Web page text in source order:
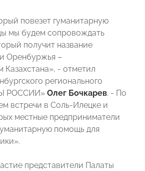
повезет гуманитарную
мы будем сопровождать
получит название
Оренбуржья –
Казахстана», - отметил
регионального
РОССИИ» Олег Бочкарев. - По
встречи в Соль-Илецке и
местные предприниматели
помощь для
представители Палаты